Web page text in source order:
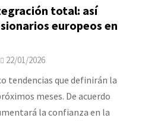
total: así
europeos en
22/01/2026
tendencias que definirán la
meses. De acuerdo
la confianza en la